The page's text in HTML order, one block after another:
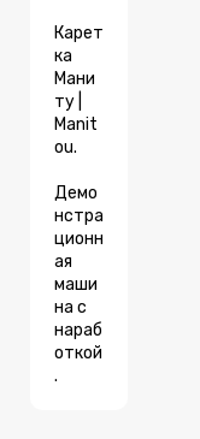
Карет
ка
Мани
ту |
Manit
ou.
Демо
нстра
ционн
ая
маши
на с
нараб
откой
.